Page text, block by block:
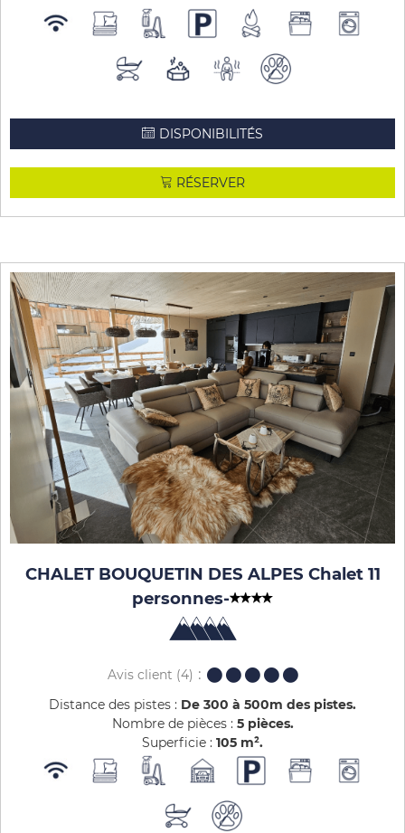
DISPONIBILITÉS
RÉSERVER
CHALET BOUQUETIN DES ALPES Chalet 11
personnes-
Avis client (4)
Distance des pistes : De 300 à 500m des pistes
Nombre de pièces : 5 pièces
Superficie : 105 m²